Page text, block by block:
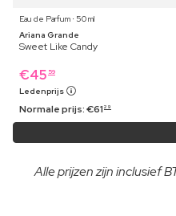
Eau de Parfum ⋅ 50 ml
Ariana Grande
Sweet Like Candy
€45 59
Ledenprijs
Normale prijs:€61 29
Alle prijzen zijn inclusief